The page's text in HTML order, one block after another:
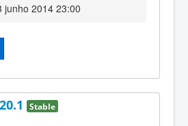
junho 2014 23:00
Stable